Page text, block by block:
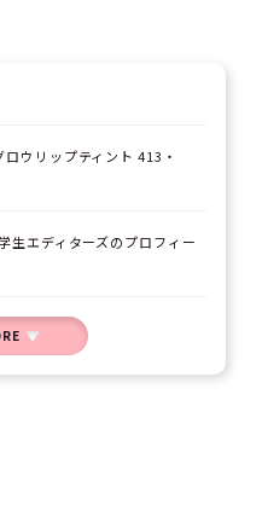
ウリップティント 413・
エディターズのプロフィー